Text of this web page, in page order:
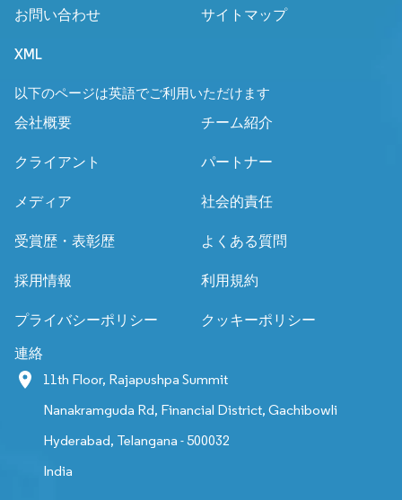
お問い合わせ サイトマップ
XML
以下のページは英語でご利用いただけます
会社概要
チーム紹介
クライアント パートナー
メディア 社会的責任
受賞歴・表彰歴 よくある質問
採用情報 利用規約
プライバシーポリシー クッキーポリシー
連絡
11th Floor, Rajapushpa Summit
Nanakramguda Rd, Financial District, Gachibowli
Hyderabad, Telangana - 500032
India